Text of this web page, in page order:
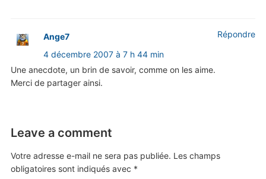
Ange7
4 décembre 2007 à 7 h 44 min
Une anecdote, un brin de savoir, comme on les aime.
Merci de partager ainsi.
Répondre
Leave a comment
Votre adresse e-mail ne sera pas publiée. Les champs
obligatoires sont indiqués avec *